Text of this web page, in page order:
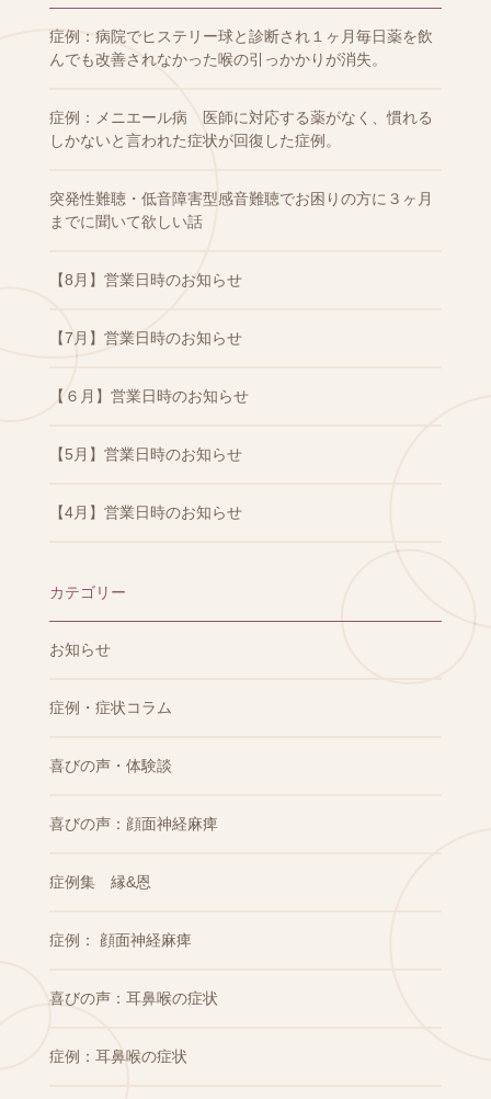
症例：病院でヒステリー球と診断され１ヶ月毎日薬を飲
んでも改善されなかった喉の引っかかりが消失。
症例：メニエール病 医師に対応する薬がなく、慣れる
しかないと言われた症状が回復した症例。
突発性難聴・低音障害型感音難聴でお困りの方に３ヶ月
までに聞いて欲しい話
【8月】営業日時のお知らせ
【7月】営業日時のお知らせ
【６月】営業日時のお知らせ
【5月】営業日時のお知らせ
【4月】営業日時のお知らせ
カテゴリー
お知らせ
症例・症状コラム
喜びの声・体験談
喜びの声：顔面神経麻痺
症例集 縁&恩
症例： 顔面神経麻痺
喜びの声：耳鼻喉の症状
症例：耳鼻喉の症状